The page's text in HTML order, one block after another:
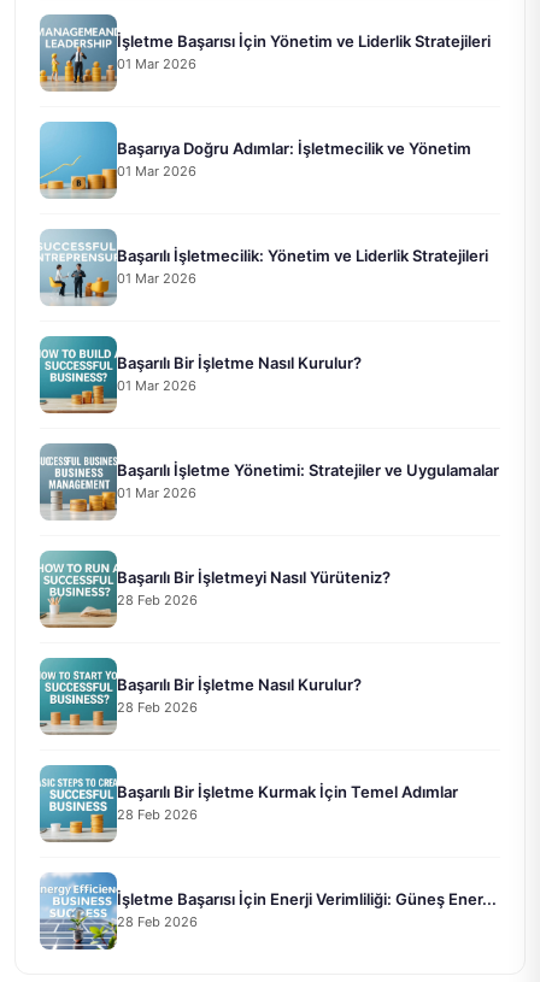
İşletme Başarısı İçin Yönetim ve Liderlik Stratejileri
01 Mar 2026
Başarıya Doğru Adımlar: İşletmecilik ve Yönetim
01 Mar 2026
Başarılı İşletmecilik: Yönetim ve Liderlik Stratejileri
01 Mar 2026
Başarılı Bir İşletme Nasıl Kurulur?
01 Mar 2026
Başarılı İşletme Yönetimi: Stratejiler ve Uygulamalar
01 Mar 2026
Başarılı Bir İşletmeyi Nasıl Yürüteniz?
28 Feb 2026
Başarılı Bir İşletme Nasıl Kurulur?
28 Feb 2026
Başarılı Bir İşletme Kurmak İçin Temel Adımlar
28 Feb 2026
İşletme Başarısı İçin Enerji Verimliliği: Güneş Ener...
28 Feb 2026